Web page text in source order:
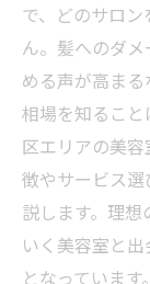
で、どのサロ
ん。髪へのダ
める声が高ま
相場を知るこ
区エリアの美
徴やサービス
説します。理
いく美容室と
となっています。